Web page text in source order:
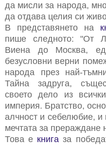
да мисли за народа,
да отдава целия си
В представянето на
пише следното: "От
Виена до Москва,
безусловни верни
народа през най-
Тайна задруга,
своето дело из
империя. Братство,
алчност и себелюбие, и
мечтата за прераждане
Това е книга за